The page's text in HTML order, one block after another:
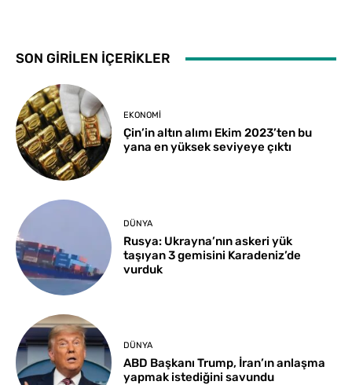
SON GİRİLEN İÇERİKLER
EKONOMI
Çin’in altın alımı Ekim 2023’ten bu
yana en yüksek seviyeye çıktı
DÜNYA
Rusya: Ukrayna’nın askeri yük
taşıyan 3 gemisini Karadeniz’de
vurduk
DÜNYA
ABD Başkanı Trump, İran’ın anlaşma
yapmak istediğini savundu